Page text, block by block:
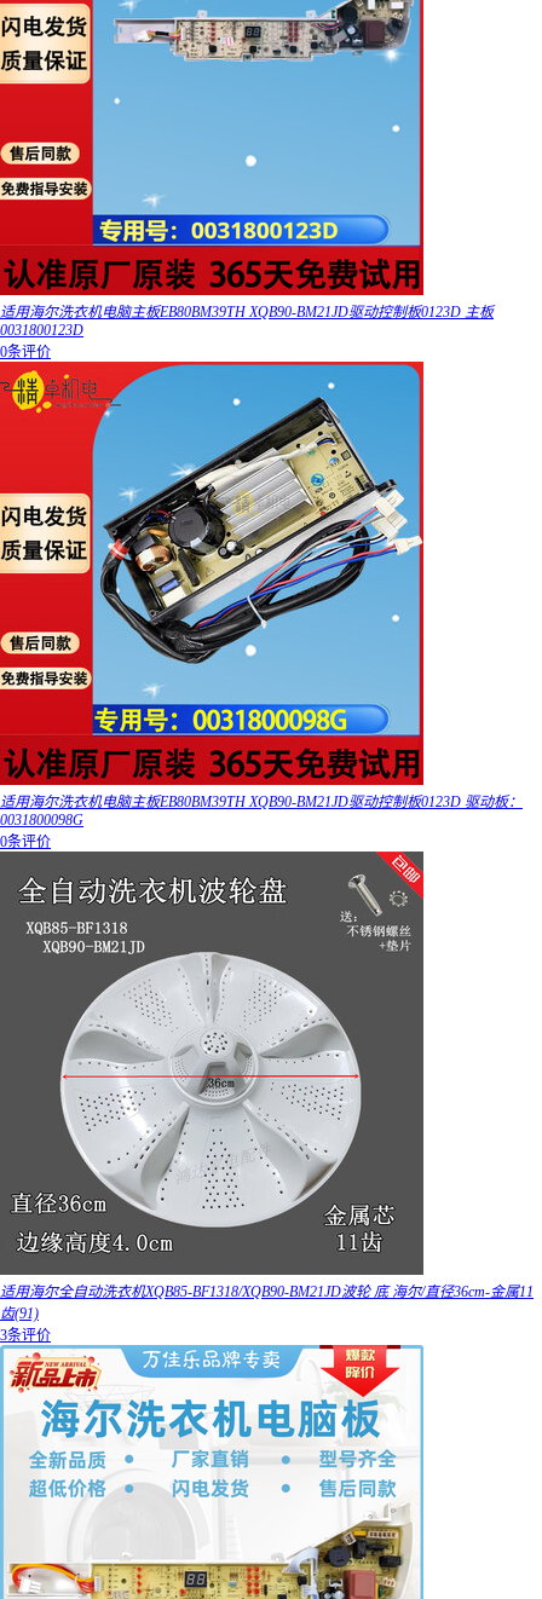
适用海尔洗衣机电脑主板EB80BM39TH XQB90-BM21JD驱动控制板0123D 主板
0031800123D
0条评价
适用海尔洗衣机电脑主板EB80BM39TH XQB90-BM21JD驱动控制板0123D 驱动板：
0031800098G
0条评价
适用海尔全自动洗衣机XQB85-BF1318/XQB90-BM21JD波轮 底 海尔/直径36cm-金属11
齿(91)
3条评价